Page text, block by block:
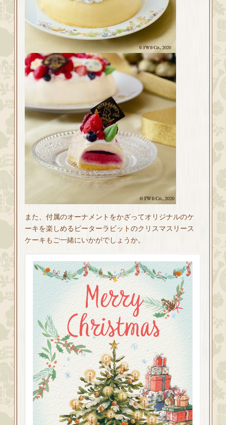
また、付属のオーナメントをかざってオリジナルのケ
ーキを楽しめるピーターラビットのクリスマスリース
ケーキもご一緒にいかがでしょうか。